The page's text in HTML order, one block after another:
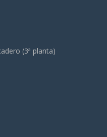
(3ª planta)